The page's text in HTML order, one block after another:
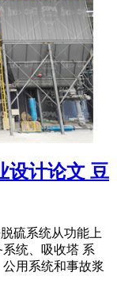
设计论文 豆
硫系统从功能上
统、吸收塔 系
用系统和事故浆